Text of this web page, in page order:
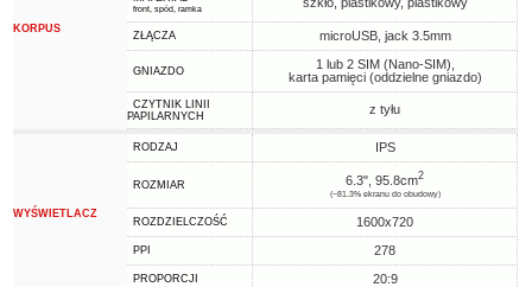
KORPUS
front, spód, ramka
ZŁĄCZA microUSB, jack 3.5mm
GNIAZDO
1 lub 2 SIM (Nano-SIM),
karta pamięci (oddzielne gniazdo)
CZYTNIK LINII
PAPILARNYCH
z tyłu
WYŚWIETLACZ
RODZAJ IPS
ROZMIAR 6.3", 95.8cm2
(~81.3% ekranu do obudowy)
ROZDZIELCZOŚĆ 1600x720
PPI 278
PROPORCJI 20:9